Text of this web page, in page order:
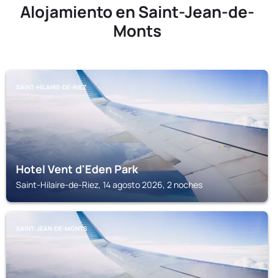
Alojamiento en Saint-Jean-de-
Monts
SAINT-HILAIRE-DE-RIEZ
Hotel Vent d'Eden Park
Saint-Hilaire-de-Riez, 14 agosto 2026, 2 noches
SAINT-JEAN-DE-MONTS